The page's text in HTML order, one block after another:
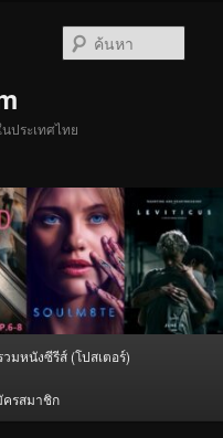
ประเทศไทย
วมหนังซีรีส์ (โปสเตอร์)
ครสมาชิก